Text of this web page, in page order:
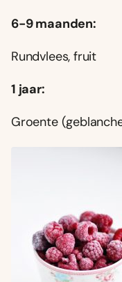
6-9 maanden:
Rundvlees, fruit
1 jaar:
Groente